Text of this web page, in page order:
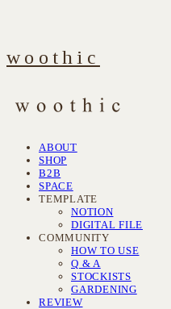
woothic
ABOUT
SHOP
B2B
SPACE
TEMPLATE
NOTION
DIGITAL FILE
COMMUNITY
HOW TO USE
Q & A
STOCKISTS
GARDENING
REVIEW